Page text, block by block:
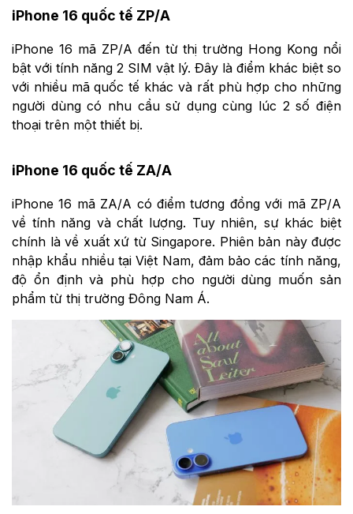
iPhone 16 quốc tế ZP/A
iPhone 16 mã ZP/A đến từ thị trường Hong Kong nổi
bật với tính năng 2 SIM vật lý. Đây là điểm khác biệt so
với nhiều mã quốc tế khác và rất phù hợp cho những
người dùng có nhu cầu sử dụng cùng lúc 2 số điện
thoại trên một thiết bị.
iPhone 16 quốc tế ZA/A
iPhone 16 mã ZA/A có điểm tương đồng với mã ZP/A
về tính năng và chất lượng. Tuy nhiên, sự khác biệt
chính là về xuất xứ từ Singapore. Phiên bản này được
nhập khẩu nhiều tại Việt Nam, đảm bảo các tính năng,
độ ổn định và phù hợp cho người dùng muốn sản
phẩm từ thị trường Đông Nam Á.